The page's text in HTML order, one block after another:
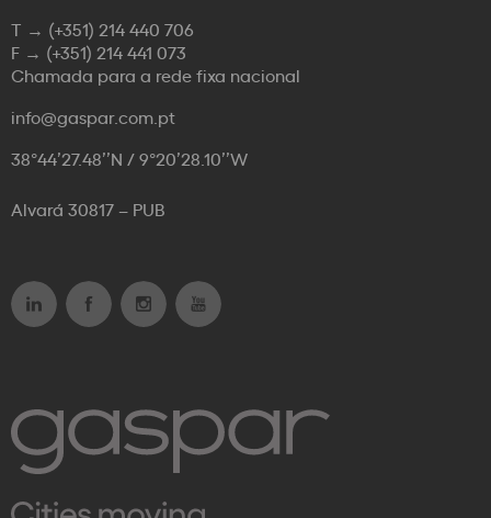
T → (+351) 214 440 706
F → (+351) 214 441 073
Chamada para a rede fixa nacional
info@gaspar.com.pt
38°44’27.48’’N / 9°20’28.10’’W
Alvará 30817 – PUB